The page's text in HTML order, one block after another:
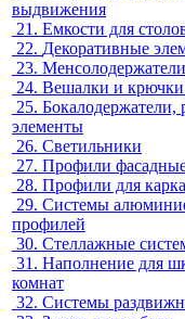
выдвижения
21. Емкости для
22. Декоративные
23. Менсолодержатели
24. Вешалки и
25. Бокалодержатели,
элементы
26. Светильники
27. Профили
28. Профили для
29. Системы
профилей
30. Стеллажные
31. Наполнение для
комнат
32. Системы